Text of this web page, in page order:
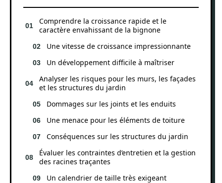
Comprendre la croissance rapide et le
caractère envahissant de la bignone
Une vitesse de croissance impressionnante
Un développement difficile à maîtriser
Analyser les risques pour les murs, les façades
et les structures du jardin
Dommages sur les joints et les enduits
Une menace pour les éléments de toiture
Conséquences sur les structures du jardin
Évaluer les contraintes d’entretien et la gestion
des racines traçantes
Un calendrier de taille très exigeant